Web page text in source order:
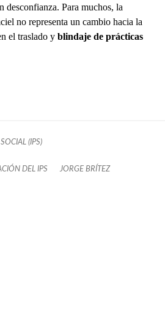
desconfianza. Para muchos, la
no representa un cambio hacia la
el traslado y blindaje de prácticas
(IPS)
DEL IPS JORGE BRÍTEZ